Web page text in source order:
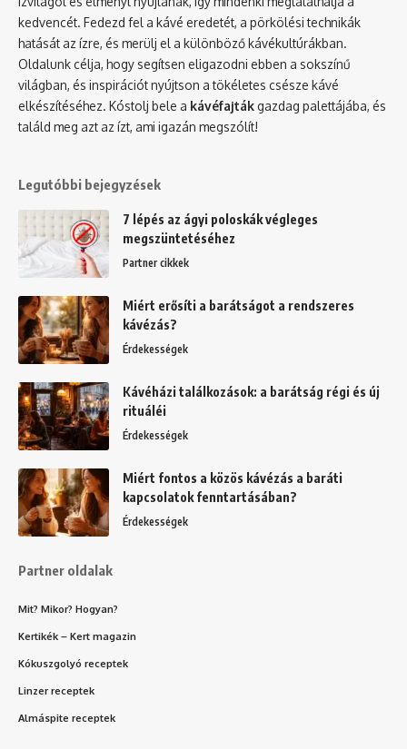
kedvencét. Fedezd fel a kávé eredetét, a pörkölési technikák
hatását az ízre, és merülj el a különböző kávékultúrákban.
Oldalunk célja, hogy segítsen eligazodni ebben a sokszínű
világban, és inspirációt nyújtson a tökéletes csésze kávé
elkészítéséhez. Kóstolj bele a kávéfajtákgazdag palettájába, és
találd meg azt az ízt, ami igazán megszólít!
Legutóbbi bejegyzések
7 lépés az ágyi poloskák végleges
megszüntetéséhez
Partner cikkek
Miért erősíti a barátságot a rendszeres
kávézás?
Érdekességek
Kávéházi találkozások: a barátság régi és új
rituáléi
Érdekességek
Miért fontos a közös kávézás a baráti
kapcsolatok fenntartásában?
Érdekességek
Partner oldalak
Mit? Mikor? Hogyan?
Kertikék – Kert magazin
Kókuszgolyó receptek
Linzer receptek
Almáspite receptek